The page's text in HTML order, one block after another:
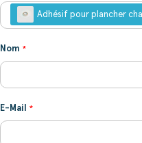
Adhésif pour plancher
Nom
E-Mail